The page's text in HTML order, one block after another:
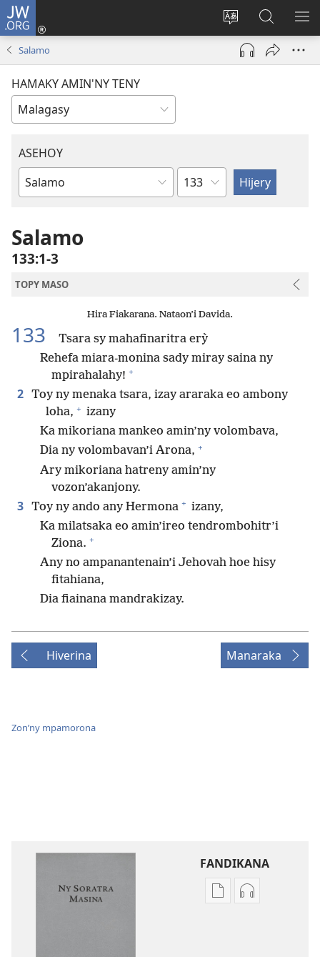
JW.ORG
Hiova
fiteny
Hiditra
(manokatra
rohy)
ato
Amin’ny
Salamo
HAMAKY AMIN'NY TENY
ASEHOY
Boky
Amin’ny
Baiboly
Toko
Salamo
133:1-3
TOPY MASO
Hira Fiakarana. Nataon’i Davida.
133
Tsara sy mahafinaritra erỳ
Rehefa miara-monina sady miray saina ny
mpirahalahy! +
2 Toy ny menaka tsara, izay araraka eo ambony
loha, + izany
Ka mikoriana mankeo amin’ny volombava,
Dia ny volombavan’i Arona, +
Ary mikoriana hatreny amin’ny
vozon’akanjony.
3 Toy ny ando any Hermona + izany,
Ka milatsaka eo amin’ireo tendrombohitr’i
Ziona. +
Any no ampanantenain’i Jehovah hoe hisy
fitahiana,
Dia fiainana mandrakizay.
Hiverina Manaraka
Zon’ny mpamorona
FANDIKANA
FandikanaFandikana